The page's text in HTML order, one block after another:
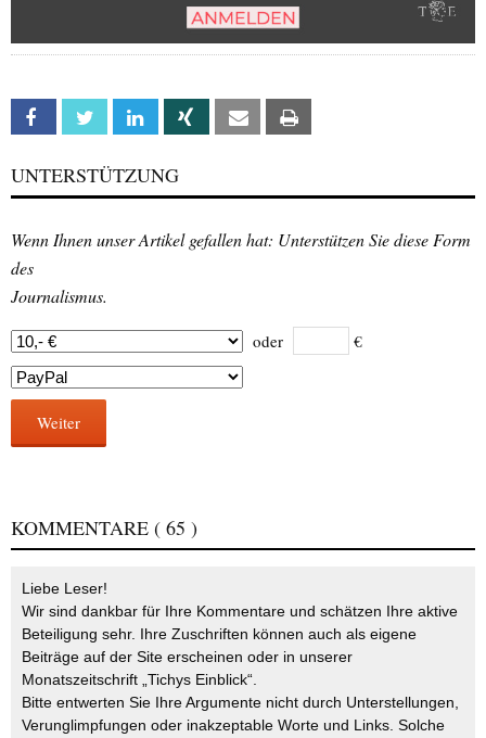
Facebook Twitter Linkedin Xing Email
UNTERSTÜTZUNG
Wenn Ihnen unser Artikel gefallen hat: Unterstützen Sie diese Form
des
Journalismus.
oder €
Weiter
KOMMENTARE ( 65 )
Liebe Leser!
Wir sind dankbar für Ihre Kommentare und schätzen Ihre aktive
Beteiligung sehr. Ihre Zuschriften können auch als eigene
Beiträge auf der Site erscheinen oder in unserer
Monatszeitschrift „Tichys Einblick“.
Bitte entwerten Sie Ihre Argumente nicht durch Unterstellungen,
Verunglimpfungen oder inakzeptable Worte und Links. Solche